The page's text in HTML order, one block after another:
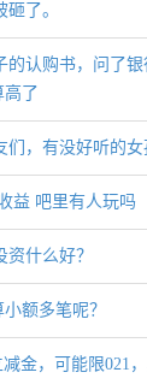
了。
的认购书，问了
高了
们，有没好听的
益 吧里有人玩吗
资什么好？
额多笔呢？
金，可能限021